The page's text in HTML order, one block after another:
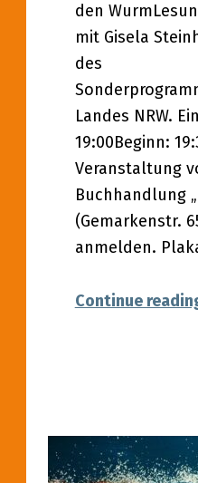
den
mit Gisela
des
Landes NRW.
19:00Beginn:
Veranstaltung
Buchhandlung
(Gemarkenstr.
anmelden.
Continue